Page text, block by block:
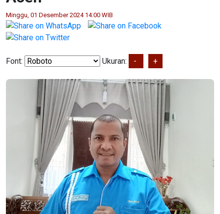
Minggu, 01 Desember 2024 14:00 WIB
Font: Ukuran: - +